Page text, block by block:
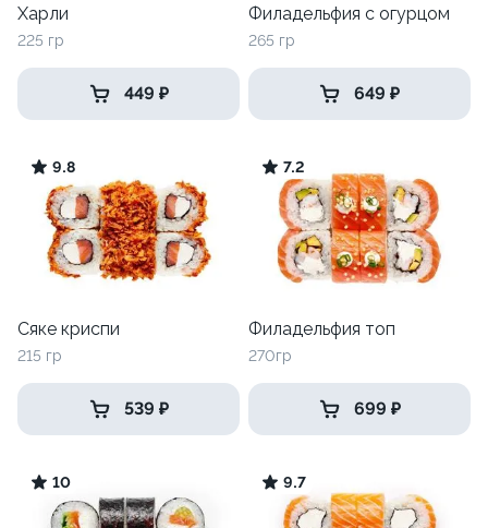
Харли
225 гр
449 ₽
Филадельфия с огурцом
265 гр
649 ₽
9.8
Сяке криспи
215 гр
539 ₽
7.2
Филадельфия топ
270гр
699 ₽
10 9.7